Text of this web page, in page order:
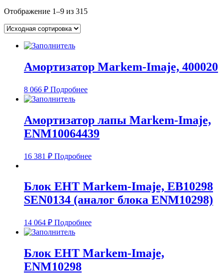
Отображение 1–9 из 315
Амортизатор Markem-Imaje, 400020
8 066 ₽ Подробнее
Амортизатор лапы Markem-Imaje,
ENM10064439
16 381 ₽ Подробнее
Блок EHT Markem-Imaje, EB10298
SEN0134 (аналог блока ENM10298)
14 064 ₽ Подробнее
Блок EHT Markem-Imaje,
ENM10298